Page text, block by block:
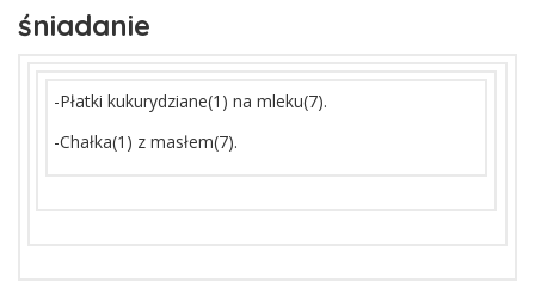
śniadanie
-Płatki kukurydziane(1) na mleku(7).
-Chałka(1) z masłem(7).